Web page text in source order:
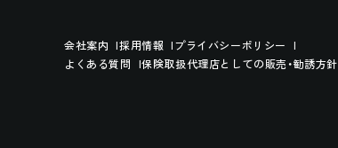
会社案内 採用情報
プライバシーポリシー
よくある質問
保険取扱代理店としての販売・勧誘方針